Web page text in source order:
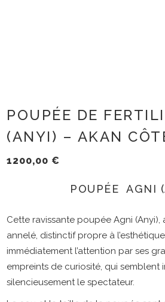
POUPÉE DE
(ANYI) – AKAN
1200,00 €
POUPÉE AGNI
Cette ravissante poupée Agni
annelé, distinctif propre à
immédiatement l’attention par ses
empreints de curiosité, qui semblent
silencieusement le spectateur.